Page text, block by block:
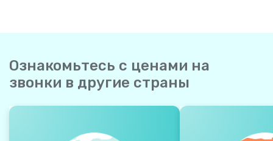
Ознакомьтесь с ценами на
звонки в другие страны